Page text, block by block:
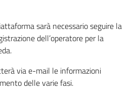
sarà necessario seguire la
dell’operatore per la
via e-mail le informazioni
delle varie fasi.